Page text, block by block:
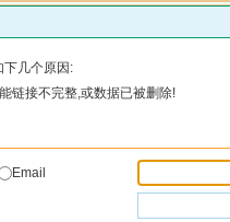
下几个原因:
链接不完整,或数据已被删除!
Email